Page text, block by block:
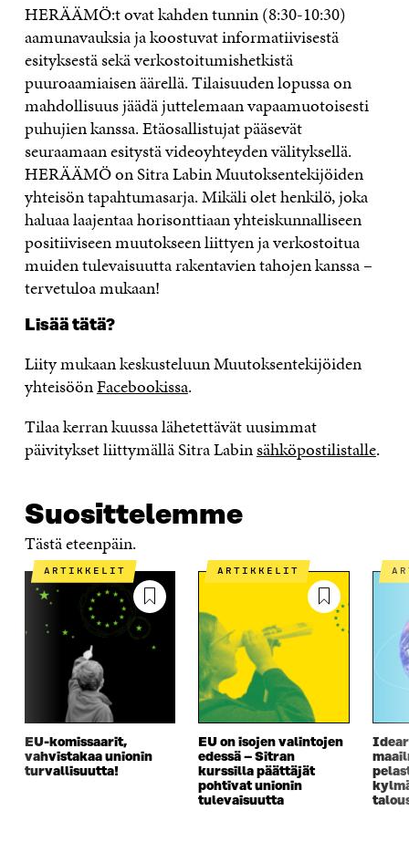
HERÄÄMÖ:t ovat kahden tunnin (8:30-10:30)
aamunavauksia ja koostuvat informatiivisestä
esityksestä sekä verkostoitumishetkistä
puuroaamiaisen äärellä. Tilaisuuden lopussa on
mahdollisuus jäädä juttelemaan vapaamuotoisesti
puhujien kanssa. Etäosallistujat pääsevät
seuraamaan esitystä videoyhteyden välityksellä.
HERÄÄMÖ on Sitra Labin Muutoksentekijöiden
yhteisön tapahtumasarja. Mikäli olet henkilö, joka
haluaa laajentaa horisonttiaan yhteiskunnalliseen
positiiviseen muutokseen liittyen ja verkostoitua
muiden tulevaisuutta rakentavien tahojen kanssa –
tervetuloa mukaan!
Lisää tätä?
Liity mukaan keskusteluun Muutoksentekijöiden
yhteisöönFacebookissa.
Tilaa kerran kuussa lähetettävät uusimmat
päivitykset liittymällä Sitra Labinsähköpostilistalle.
Suosittelemme
Tästä eteenpäin.
ARTIKKELIT
EU-komissaarit,
vahvistakaa unionin
turvallisuutta!
ARTIKKELIT
EU on isojen valintojen
edessä – Sitran
kurssilla päättäjät
pohtivat unionin
tulevaisuutta